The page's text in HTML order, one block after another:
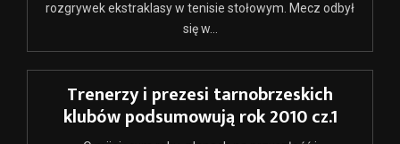
rozgrywek ekstraklasy w tenisie stołowym. Mecz odbył
się w...
Trenerzy i prezesi tarnobrzeskich
klubów podsumowują rok 2010 cz.1